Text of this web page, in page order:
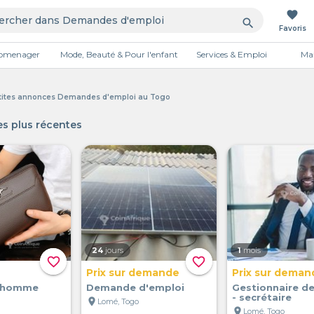
search
favorite
Favoris
Mode, Beauté & Pour l'enfant Services & Emploi
annonces Demandes d'emploi au Togo
plus récentes
favorite_border favorite_border
24 jours
Prix sur demande
Demande d'emploi
location_on Lomé, Togo
1 mois
Prix sur
Gestionnaire
- secrétaire
location_on Lomé, Togo